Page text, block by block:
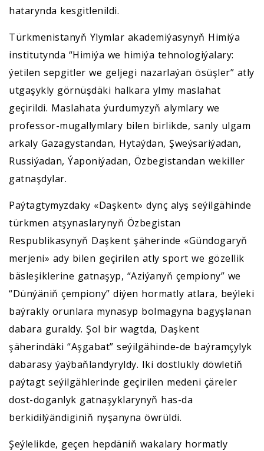
hatarynda kesgitlenildi.
Türkmenistanyň Ylymlar akademiýasynyň Himiýa
institutynda “Himiýa we himiýa tehnologiýalary:
ýetilen sepgitler we geljegi nazarlaýan ösüşler” atly
utgaşykly görnüşdäki halkara ylmy maslahat
geçirildi. Maslahata ýurdumyzyň alymlary we
professor-mugallymlary bilen birlikde, sanly ulgam
arkaly Gazagystandan, Hytaýdan, Şweýsariýadan,
Russiýadan, Ýaponiýadan, Özbegistandan wekiller
gatnaşdylar.
Paýtagtymyzdaky «Daşkent» dynç alyş seýilgähinde
türkmen atşynaslarynyň Özbegistan
Respublikasynyň Daşkent şäherinde «Gündogaryň
merjeni» ady bilen geçirilen atly sport we gözellik
bäsleşiklerine gatnaşyp, “Aziýanyň çempiony” we
“Dünýäniň çempiony” diýen hormatly atlara, beýleki
baýrakly orunlara mynasyp bolmagyna bagyşlanan
dabara guraldy. Şol bir wagtda, Daşkent
şäherindäki “Aşgabat” seýilgähinde-de baýramçylyk
dabarasy ýaýbaňlandyryldy. Iki dostlukly döwletiň
paýtagt seýilgählerinde geçirilen medeni çäreler
dost-doganlyk gatnaşyklarynyň has-da
berkidilýändiginiň nyşanyna öwrüldi.
Şeýlelikde, geçen hepdäniň wakalary hormatly